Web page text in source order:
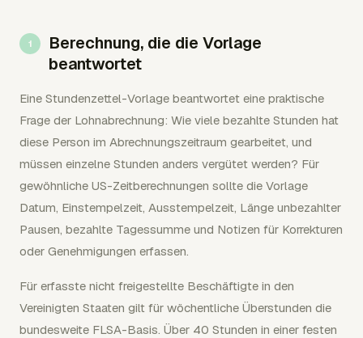
Berechnung, die die Vorlage
beantwortet
Eine Stundenzettel-Vorlage beantwortet eine praktische
Frage der Lohnabrechnung: Wie viele bezahlte Stunden hat
diese Person im Abrechnungszeitraum gearbeitet, und
müssen einzelne Stunden anders vergütet werden? Für
gewöhnliche US-Zeitberechnungen sollte die Vorlage
Datum, Einstempelzeit, Ausstempelzeit, Länge unbezahlter
Pausen, bezahlte Tagessumme und Notizen für Korrekturen
oder Genehmigungen erfassen.
Für erfasste nicht freigestellte Beschäftigte in den
Vereinigten Staaten gilt für wöchentliche Überstunden die
bundesweite FLSA-Basis. Über 40 Stunden in einer festen